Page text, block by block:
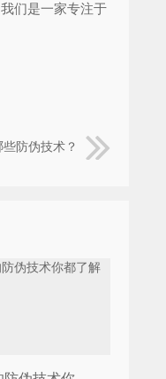
们是一家专注于
防伪技术？